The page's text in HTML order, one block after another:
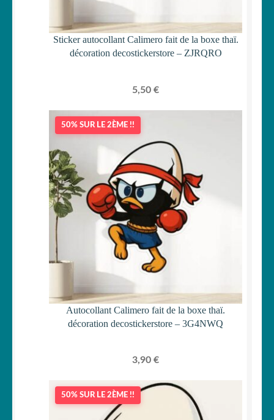
Sticker autocollant Calimero fait de la boxe thaï.
décoration decostickerstore – ZJRQRO
5,50 €
50% SUR LE 2ÈME !!
Autocollant Calimero fait de la boxe thaï.
décoration decostickerstore – 3G4NWQ
3,90 €
50% SUR LE 2ÈME !!